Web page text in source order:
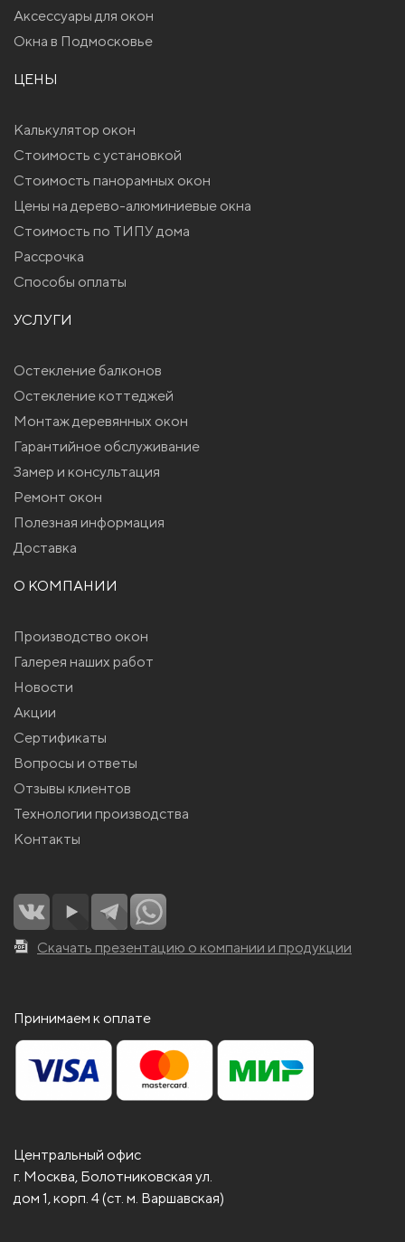
Аксессуары для окон
Окна в Подмосковье
ЦЕНЫ
Калькулятор окон
Стоимость с установкой
Стоимость панорамных окон
Цены на дерево-алюминиевые окна
Стоимость по ТИПУ дома
Рассрочка
Способы оплаты
УСЛУГИ
Остекление балконов
Остекление коттеджей
Монтаж деревянных окон
Гарантийное обслуживание
Замер и консультация
Ремонт окон
Полезная информация
Доставка
О КОМПАНИИ
Производство окон
Галерея наших работ
Новости
Акции
Сертификаты
Вопросы и ответы
Отзывы клиентов
Технологии производства
Контакты
Скачать презентацию о компании и продукции
Принимаем к оплате
Центральный офис
г. Москва, Болотниковская ул.
дом 1, корп. 4 (ст. м. Варшавская)